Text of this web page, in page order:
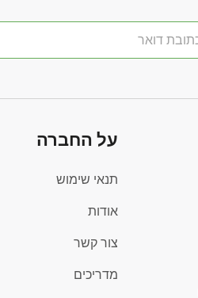
על החברה
תנאי שימוש
אודות
צור קשר
מדריכים